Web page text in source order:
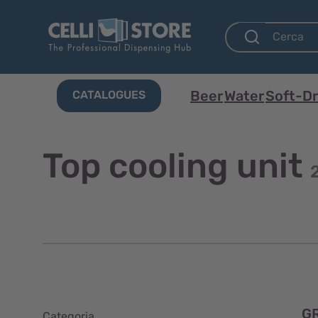
CATALOGUES BeerWaterSoft-
Top cooling unit